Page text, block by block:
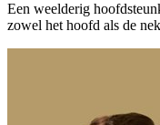
Een weelderig
zowel het hoofd als de